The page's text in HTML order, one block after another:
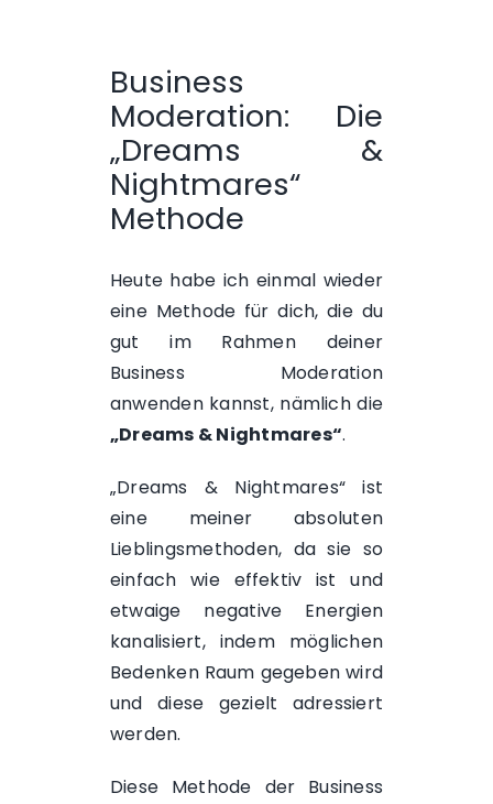
Business
Moderation: Die
„Dreams &
Nightmares“
Methode
Heute habe ich einmal wieder
eine Methode für dich, die du
gut im Rahmen deiner
Business Moderation
anwenden kannst, nämlich die
„Dreams & Nightmares“.
„Dreams & Nightmares“ ist
eine meiner absoluten
Lieblingsmethoden, da sie so
einfach wie effektiv ist und
etwaige negative Energien
kanalisiert, indem möglichen
Bedenken Raum gegeben wird
und diese gezielt adressiert
werden.
Diese Methode der Business